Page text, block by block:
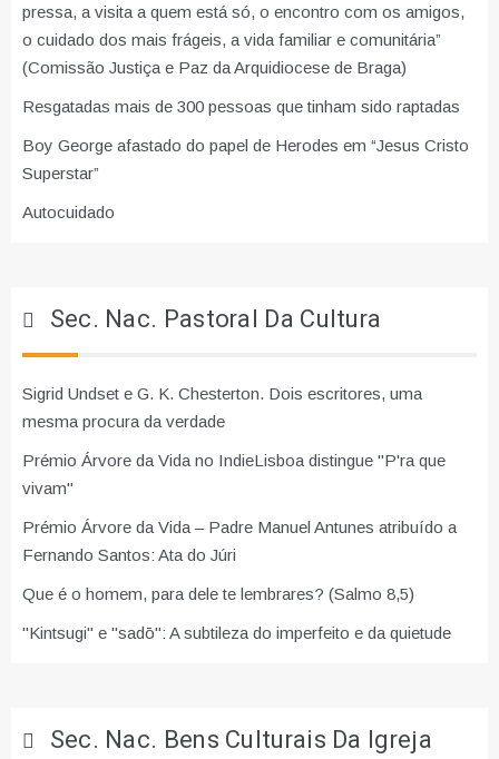
pressa, a visita a quem está só, o encontro com os amigos,
o cuidado dos mais frágeis, a vida familiar e comunitária”
(Comissão Justiça e Paz da Arquidiocese de Braga)
Resgatadas mais de 300 pessoas que tinham sido raptadas
Boy George afastado do papel de Herodes em “Jesus Cristo
Superstar”
Autocuidado
Sec. Nac. Pastoral Da Cultura
Sigrid Undset e G. K. Chesterton. Dois escritores, uma
mesma procura da verdade
Prémio Árvore da Vida no IndieLisboa distingue "P'ra que
vivam"
Prémio Árvore da Vida – Padre Manuel Antunes atribuído a
Fernando Santos: Ata do Júri
Que é o homem, para dele te lembrares? (Salmo 8,5)
"Kintsugi" e "sadō": A subtileza do imperfeito e da quietude
Sec. Nac. Bens Culturais Da Igreja